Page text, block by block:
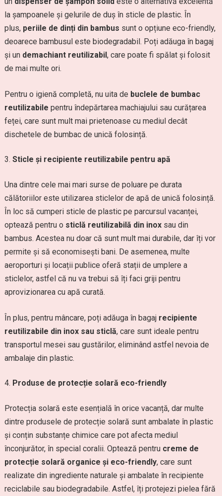
la șampoanele și gelurile de duș în sticle de plastic. În
plus, periile de dinți din bambus sunt o opțiune eco-friendly,
deoarece bambusul este biodegradabil. Poți adăuga în bagaj
și un demachiant reutilizabil, care poate fi spălat și folosit
de mai multe ori.
Pentru o igienă completă, nu uita de buclele de bumbac
reutilizabile pentru îndepărtarea machiajului sau curățarea
feței, care sunt mult mai prietenoase cu mediul decât
dischetele de bumbac de unică folosință.
Sticle și recipiente reutilizabile pentru apă
Una dintre cele mai mari surse de poluare pe durata
călătoriilor este utilizarea sticlelor de apă de unică folosință.
În loc să cumperi sticle de plastic pe parcursul vacanței,
optează pentru o sticlă reutilizabilă din inoxsau din
bambus. Acestea nu doar că sunt mult mai durabile, dar îți vor
permite și să economisești bani. De asemenea, multe
aeroporturi și locații publice oferă stații de umplere a
sticlelor, astfel că nu va trebui să îți faci griji pentru
aprovizionarea cu apă curată.
În plus, pentru mâncare, poți adăuga în bagaj recipiente
reutilizabile din inox sau sticlă, care sunt ideale pentru
transportul mesei sau gustărilor, eliminând astfel nevoia de
ambalaje din plastic.
Produse de protecție solară eco-friendly
Protecția solară este esențială în orice vacanță, dar multe
dintre produsele de protecție solară sunt ambalate în plastic
și conțin substanțe chimice care pot afecta mediul
înconjurător, în special coralii. Optează pentru creme de
protecție solară organice și eco-friendly, care sunt
realizate din ingrediente naturale și ambalate în recipiente
reciclabile sau biodegradabile. Astfel, îți protejezi pielea fără